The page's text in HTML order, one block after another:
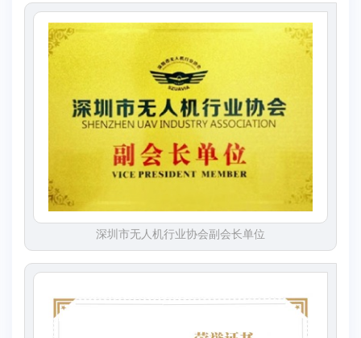
深圳市无人机行业协会副会长单位